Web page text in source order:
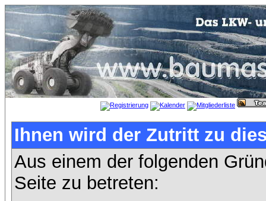
Ihnen wird der Zutritt zu
Aus einem der folgenden
Seite zu betreten: